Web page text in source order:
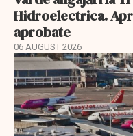
Hidroelectrica.
aprobate
06 AUGUST 2026